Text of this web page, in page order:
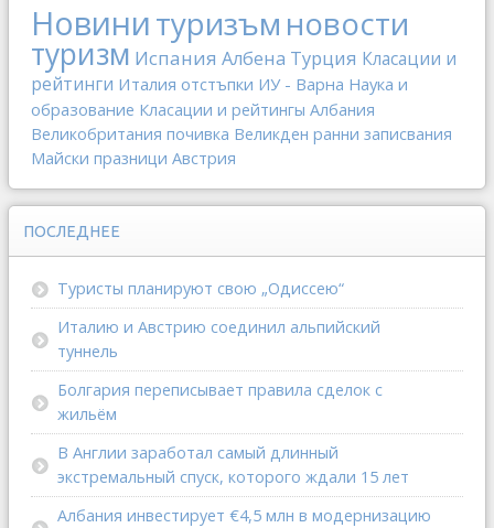
Новинитуризъм новости
туризм Испания Албена Турция Класации и
рейтинги Италия отстъпки ИУ - Варна Наука и
образование Класации и рейтингы Албания
Великобритания почивка Великден ранни записвания
Майски празници Австрия
ПОСЛЕДНЕЕ
Туристы планируют свою „Одиссею“
Италию и Австрию соединил альпийский
туннель
Болгария переписывает правила сделок с
жильём
В Англии заработал самый длинный
экстремальный спуск, которого ждали 15 лет
Албания инвестирует €4,5 млн в модернизацию